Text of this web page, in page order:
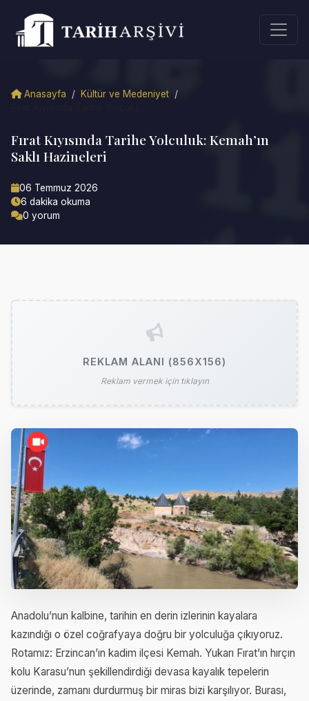
Anasayfa / Kültür ve Medeniyet /
Fırat Kıyısında Tarihe Yolculuk: Kemah’ın
Saklı Hazineleri
06 Temmuz 2026
6 dakika okuma
0 yorum
REKLAM ALANI (856X156)
Reklam vermek için tıklayın
Anadolu’nun kalbine, tarihin en derin izlerinin kayalara
kazındığı o özel coğrafyaya doğru bir yolculuğa çıkıyoruz.
Rotamız: Erzincan’ın kadim ilçesi Kemah. Yukarı Fırat’ın hırçın
kolu Karasu’nun şekillendirdiği devasa kayalık tepelerin
üzerinde, zamanı durdurmuş bir miras bizi karşılıyor. Burası,